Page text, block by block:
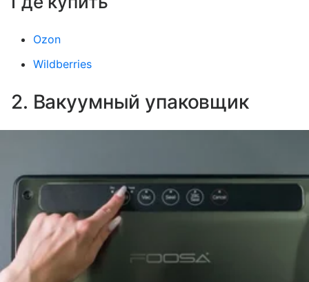
Ozon
Wildberries
2. Вакуумный упаковщик